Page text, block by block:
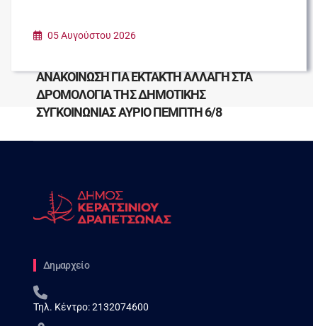
05 Αυγούστου 2026
ΑΝΑΚΟΙΝΩΣΗ ΓΙΑ ΕΚΤΑΚΤΗ ΑΛΛΑΓΗ ΣΤΑ
ΔΡΟΜΟΛΟΓΙΑ ΤΗΣ ΔΗΜΟΤΙΚΗΣ
ΣΥΓΚΟΙΝΩΝΙΑΣ ΑΥΡΙΟ ΠΕΜΠΤΗ 6/8
Δημαρχείο
Τηλ. Κέντρο:2132074600